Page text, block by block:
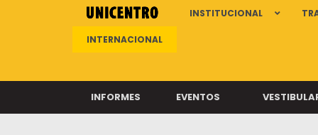
INSTITUCIONAL
INTERNACIONAL
INFORMES EVENTOS